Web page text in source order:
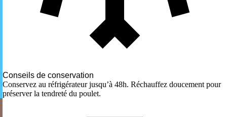
Conseils de conservation
Conservez au réfrigérateur jusqu’à 48h. Réchauffez doucement pour
préserver la tendreté du poulet.